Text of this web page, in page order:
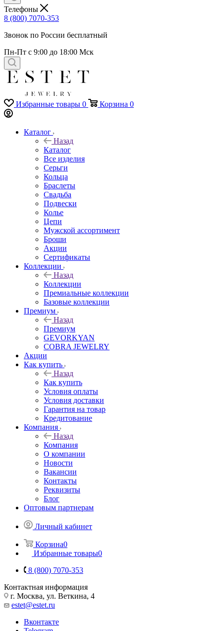
Телефоны
8 (800) 7070-353
Звонок по России бесплатный
Пн-Пт с 9:00 до 18:00 Мск
Избранные товары 0 Корзина 0
Каталог
Назад
Каталог
Все изделия
Серьги
Кольца
Браслеты
Свадьба
Подвески
Колье
Цепи
Мужской ассортимент
Броши
Акции
Сертификаты
Коллекции
Назад
Коллекции
Премиальные коллекции
Базовые коллекции
Премиум
Назад
Премиум
GEVORKYAN
COBRA JEWELRY
Акции
Как купить
Назад
Как купить
Условия оплаты
Условия доставки
Гарантия на товар
Кредитование
Компания
Назад
Компания
О компании
Новости
Вакансии
Контакты
Реквизиты
Блог
Оптовым партнерам
Личный кабинет
Корзина0
Избранные товары0
8 (800) 7070-353
Контактная информация
г. Москва, ул. Веткина, 4
estet@estet.ru
Вконтакте